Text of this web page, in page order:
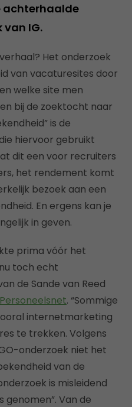
achterhaalde
IG.
Het onderzoek
van vacaturesites door
welke site men
bij de zoektocht naar
is de
hiervoor gebruikt
dit een voor recruiters
het rendement komt
bezoek aan een
En ergens kan je
in geven.
prima vóór het
toch echt
de Sande van Reed
Personeelsnet. “Sommige
internetmarketing
te trekken. Volgens
onderzoek niet het
van de
is misleidend
Van de